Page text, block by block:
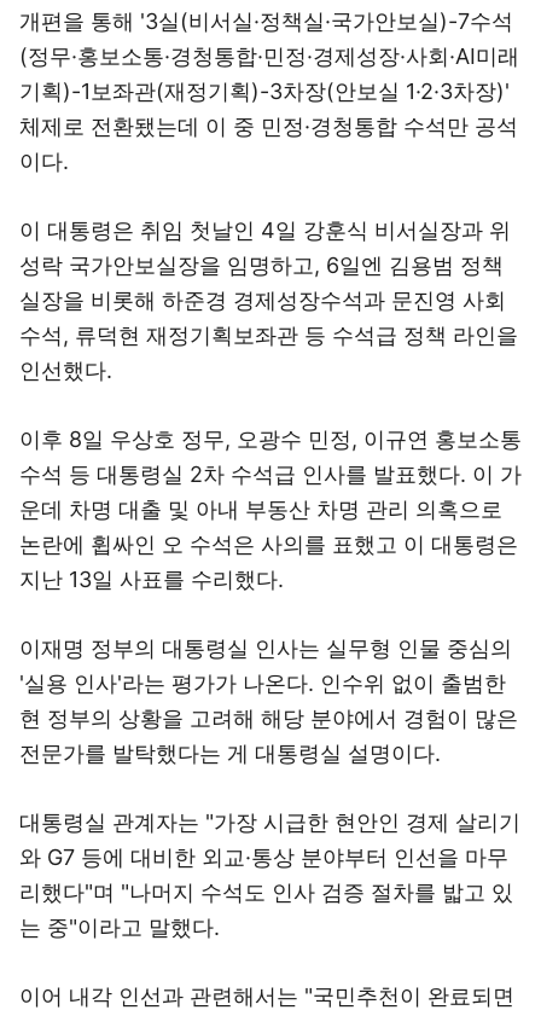
개편을 통해 '3실(비서실·정책실·국가안보실)-7수석
(정무·홍보소통·경청통합·민정·경제성장·사회·AI미래
기획)-1보좌관(재정기획)-3차장(안보실 1·2·3차장)'
체제로 전환됐는데 이 중 민정·경청통합 수석만 공석
이다.
이 대통령은 취임 첫날인 4일 강훈식 비서실장과 위
성락 국가안보실장을 임명하고, 6일엔 김용범 정책
실장을 비롯해 하준경 경제성장수석과 문진영 사회
수석, 류덕현 재정기획보좌관 등 수석급 정책 라인을
인선했다.
이후 8일 우상호 정무, 오광수 민정, 이규연 홍보소통
수석 등 대통령실 2차 수석급 인사를 발표했다. 이 가
운데 차명 대출 및 아내 부동산 차명 관리 의혹으로
논란에 휩싸인 오 수석은 사의를 표했고 이 대통령은
지난 13일 사표를 수리했다.
이재명 정부의 대통령실 인사는 실무형 인물 중심의
'실용 인사'라는 평가가 나온다. 인수위 없이 출범한
현 정부의 상황을 고려해 해당 분야에서 경험이 많은
전문가를 발탁했다는 게 대통령실 설명이다.
대통령실 관계자는 "가장 시급한 현안인 경제 살리기
와 G7 등에 대비한 외교·통상 분야부터 인선을 마무
리했다"며 "나머지 수석도 인사 검증 절차를 밟고 있
는 중"이라고 말했다.
이어 내각 인선과 관련해서는 "국민추천이 완료되면